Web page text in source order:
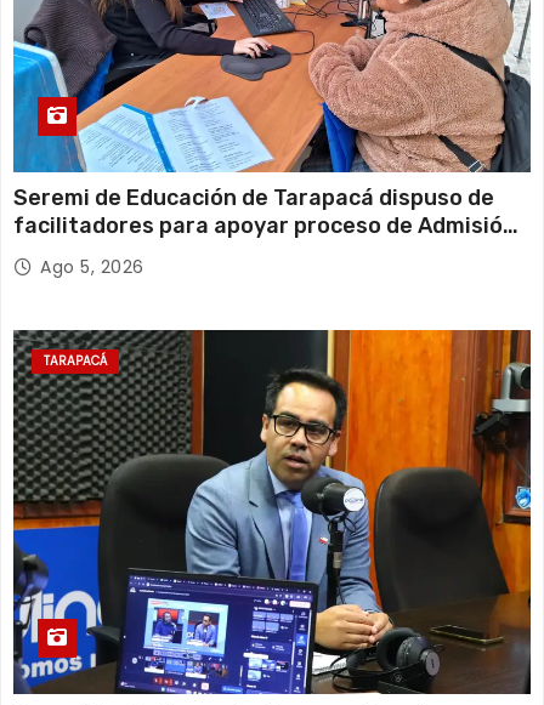
Seremi de Educación de Tarapacá dispuso de
facilitadores para apoyar proceso de Admisión
Escolar 2027
Ago 5, 2026
TARAPACÁ